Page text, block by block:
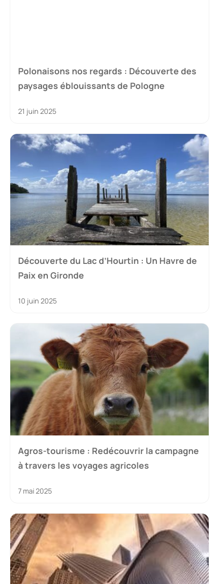
Polonaisons nos regards : Découverte des
paysages éblouissants de Pologne
21 juin 2025
Découverte du Lac d’Hourtin : Un Havre de
Paix en Gironde
10 juin 2025
Agros-tourisme : Redécouvrir la campagne
à travers les voyages agricoles
7 mai 2025